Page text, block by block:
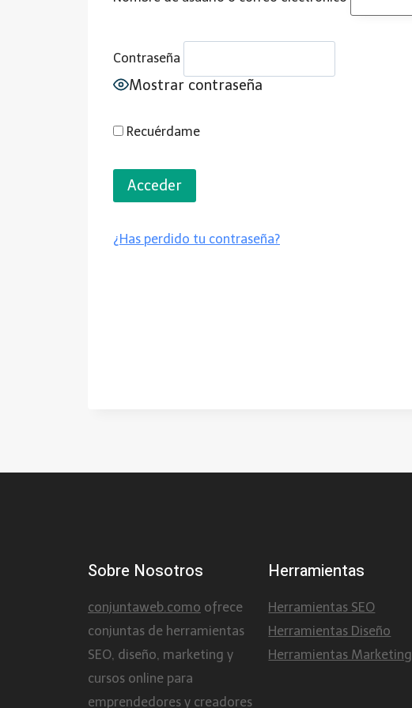
Contraseña
Mostrar contraseña
Recuérdame
¿Has perdido tu contraseña?
Sobre Nosotros
conjuntaweb.como ofrece
conjuntas de herramientas
SEO, diseño, marketing y
cursos online para
emprendedores y creadores
Herramientas
Herramientas SEO
Herramientas Diseño
Herramientas Marketing